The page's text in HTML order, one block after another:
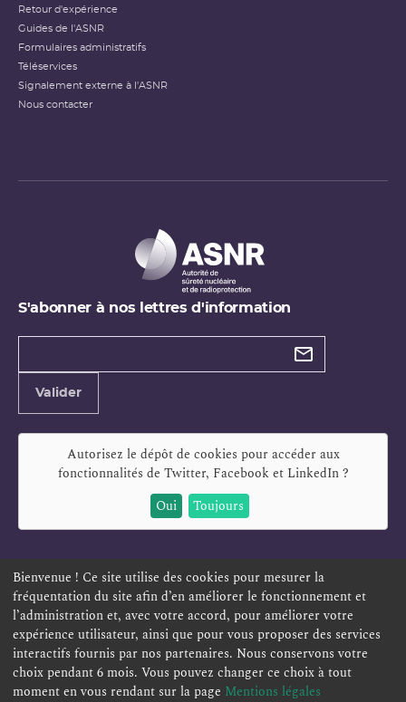
Retour d'expérience
Guides de l'ASNR
Formulaires administratifs
Téléservices
Signalement externe à l'ASNR
Nous contacter
S'abonner à nos lettres d'information
Types de
Valider
Autorisez le dépôt de cookies pour accéder aux
fonctionnalités de Twitter, Facebook et LinkedIn?
Oui
Toujours
ESPACE PERSONNEL OFFRES D'EMPLOI SIGNALEMENT
TÉLÉSERVICES PLAN DU SITE
ACCESSIBILITÉ POLITIQUE DE CONFIDENTIALITÉ
MENTIONS LÉGALES CONTACT
Bienvenue ! Ce site utilise des cookies pour mesurer la
fréquentation du site afin d’en améliorer le fonctionnement et
l’administration et, avec votre accord, pour améliorer votre
expérience utilisateur, ainsi que pour vous proposer des services
interactifs fournis par nos partenaires. Nous conservons votre
choix pendant 6 mois. Vous pouvez changer ce choix à tout
moment en vous rendant sur la page Mentions légales